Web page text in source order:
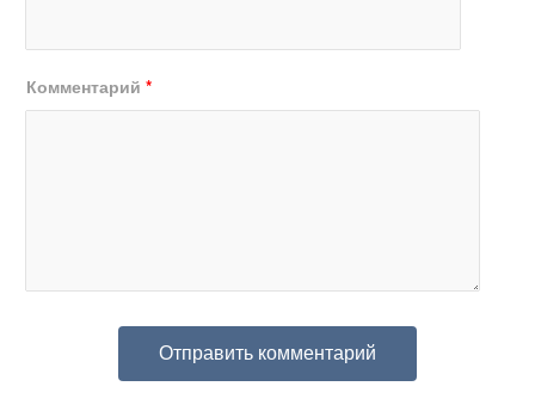
Комментарий*